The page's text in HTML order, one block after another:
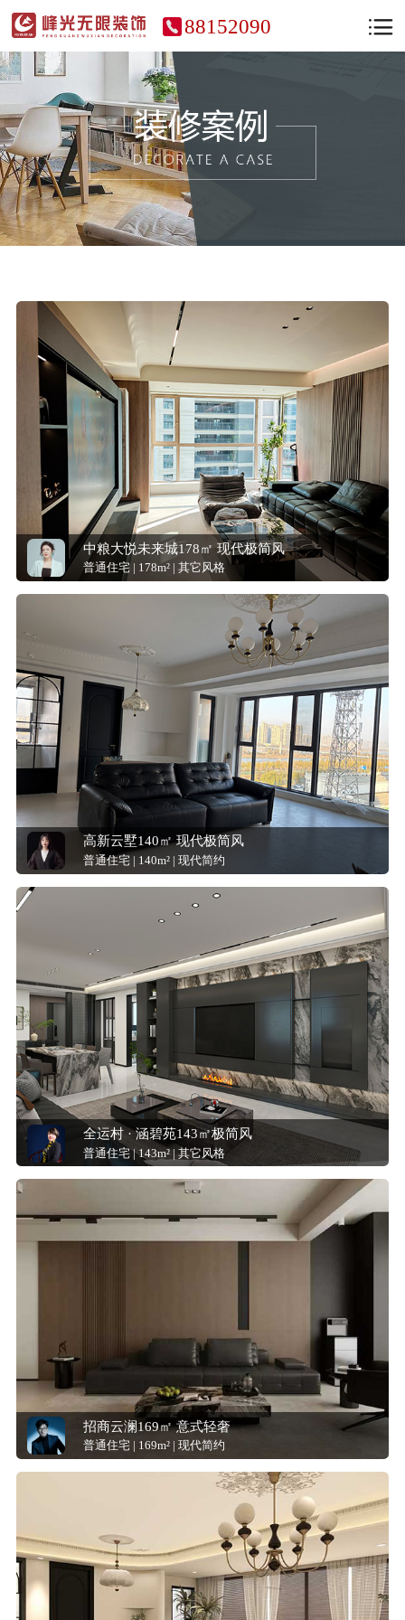
88152090
中粮大悦未来城178㎡ 现代极简风
普通住宅 | 178m² | 其它风格
高新云墅140㎡ 现代极简风
普通住宅 | 140m² | 现代简约
全运村 · 涵碧苑143㎡极简风
普通住宅 | 143m² | 其它风格
招商云澜169㎡ 意式轻奢
普通住宅 | 169m² | 现代简约